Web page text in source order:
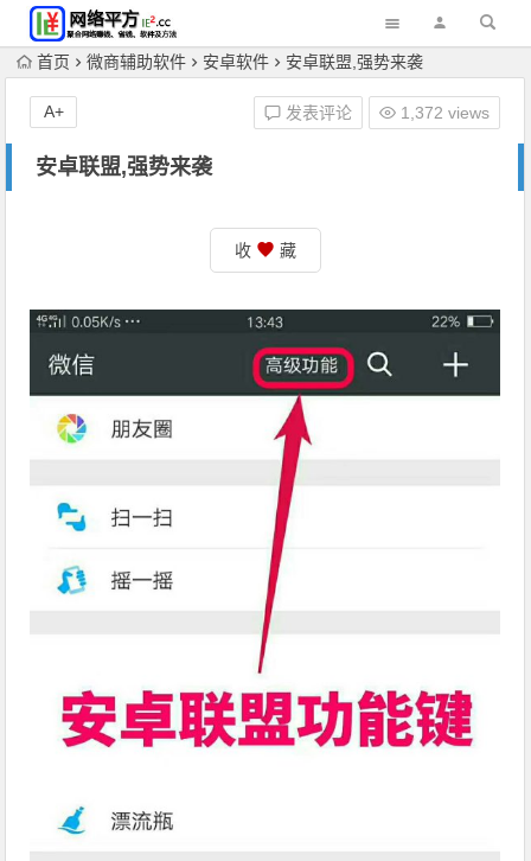
首页 微商辅助软件 安卓软件 安卓联盟,强势来袭
安卓联盟,强势来袭
发表评论 1,372 views
A+
收 藏